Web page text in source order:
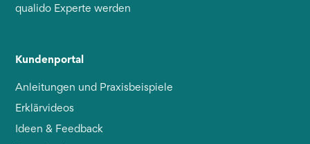
qualido Experte werden
Kundenportal
Anleitungen und Praxisbeispiele
Erklärvideos
Ideen & Feedback